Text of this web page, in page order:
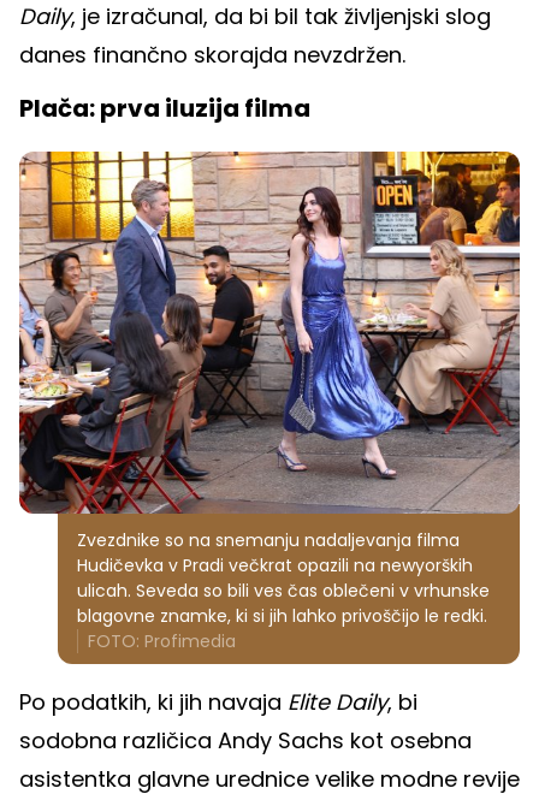
Daily, je izračunal, da bi bil tak življenjski slog
danes finančno skorajda nevzdržen.
Plača: prva iluzija filma
Zvezdnike so na snemanju nadaljevanja filma
Hudičevka v Pradi večkrat opazili na newyorških
ulicah. Seveda so bili ves čas oblečeni v vrhunske
blagovne znamke, ki si jih lahko privoščijo le redki.
FOTO: Profimedia
Po podatkih, ki jih navaja Elite Daily, bi
sodobna različica Andy Sachs kot osebna
asistentka glavne urednice velike modne revije